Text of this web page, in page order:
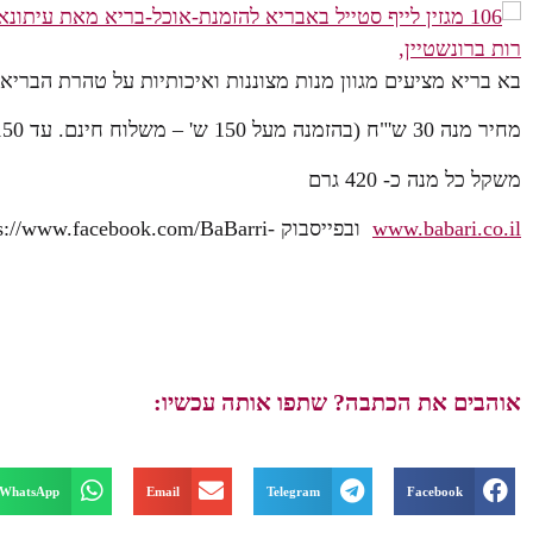
בא בריא מציעים מגוון מנות מצוננות ואיכותיות על טהרת
מחיר מנה 30 ש'"ח (בהזמנה מעל 150 ש' – משלוח חינם. עד 150 ש'- 15 ש' משלוח).
משקל כל מנה כ- 420 גרם
www.babari.co.il ובפייסבוק -https://www.facebook.com/BaBarri
אוהבים את הכתבה? שתפו אותה עכשיו:
Facebook
Telegram
Email